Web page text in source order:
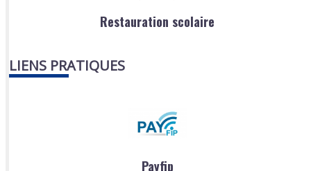
Restauration scolaire
LIENS PRATIQUES
Payfip